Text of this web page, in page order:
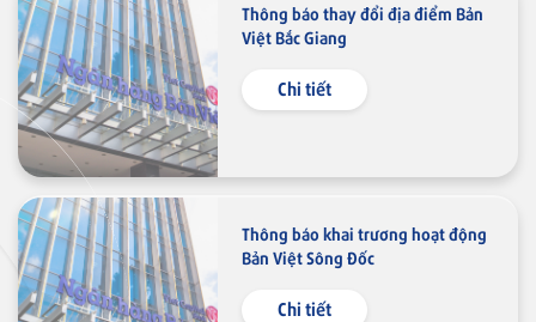
Thông báo thay đổi địa điểm Bản
Việt Bắc Giang
Chi tiết
Thông báo khai trương hoạt động
Bản Việt Sông Đốc
Chi tiết
Thẻ tín dụng
Thẻ tín dụng BVBank JCB Sense
Discovery